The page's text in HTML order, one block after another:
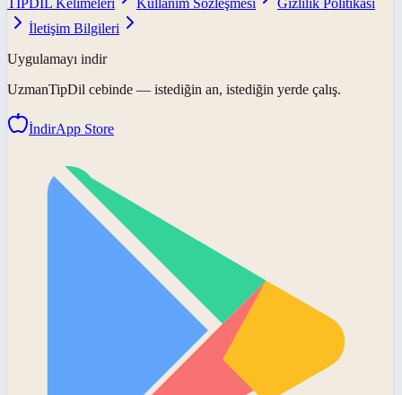
İletişim Bilgileri
Uygulamayı indir
UzmanTipDil cebinde — istediğin an, istediğin yerde çalış.
İndirApp Store